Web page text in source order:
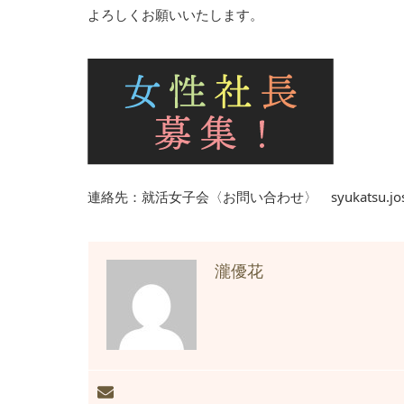
よろしくお願いいたします。
連絡先：就活女子会〈お問い合わせ〉
瀧優花